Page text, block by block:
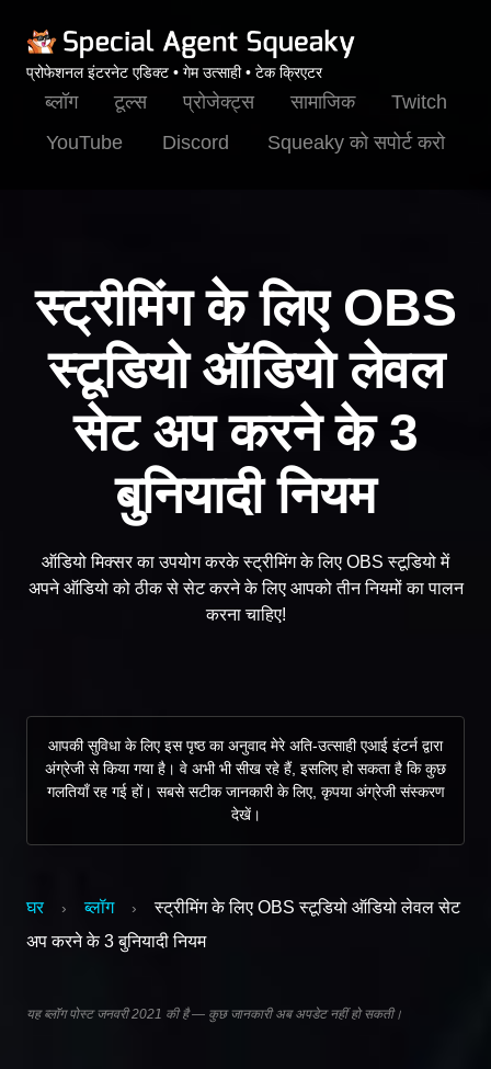
प्रोफेशनल इंटरनेट एडिक्ट • गेम उत्साही • टेक क्रिएटर
ब्लॉग टूल्स प्रोजेक्ट्स सामाजिक
Twitch
YouTube
Discord Squeaky को सपोर्ट करो
स्ट्रीमिंग के लिए OBS
स्टूडियो ऑडियो लेवल
सेट अप करने के 3
बुनियादी नियम
ऑडियो मिक्सर का उपयोग करके स्ट्रीमिंग के लिए OBS स्टूडियो में
अपने ऑडियो को ठीक से सेट करने के लिए आपको तीन नियमों का पालन
करना चाहिए!
आपकी सुविधा के लिए इस पृष्ठ का अनुवाद मेरे अति-उत्साही एआई इंटर्न द्वारा
अंग्रेजी से किया गया है। वे अभी भी सीख रहे हैं, इसलिए हो सकता है कि कुछ
गलतियाँ रह गई हों। सबसे सटीक जानकारी के लिए, कृपया अंग्रेजी संस्करण
देखें।
घर › ब्लॉग ›
स्ट्रीमिंग के लिए OBS स्टूडियो ऑडियो लेवल सेट
अप करने के 3 बुनियादी नियम
यह ब्लॉग पोस्ट जनवरी 2021 की है — कुछ जानकारी अब अपडेट नहीं हो सकती।